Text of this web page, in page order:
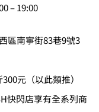
– 19:00
區南寧街83巷9號3
元（以此類推）
快閃店享有全系列商